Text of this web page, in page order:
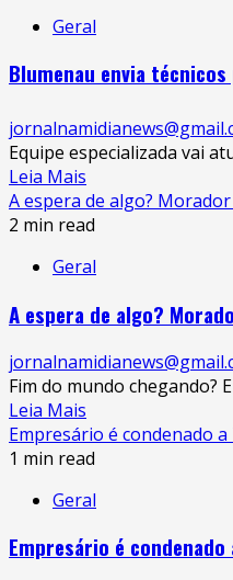
em
Jovem
20
morre
após
grave
acidente
entre
e
em
Geral
Blumenau envia
Equipe especializada vai
Leia Mais
more
about
envia
para
Juiz
de
Fora
após
tragédia
climática
🌧️
A espera de algo?
2 min read
Geral
A espera de algo?
Fim do mundo chegando?
Leia Mais
more
about
espera
algo?
Empresário é condenado
1 min read
Geral
Empresário é